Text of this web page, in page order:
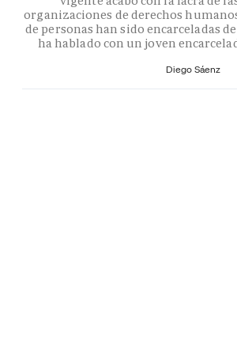
organizaciones de derechos
de personas han sido encarceladas
ha hablado con un joven
Diego Sáenz